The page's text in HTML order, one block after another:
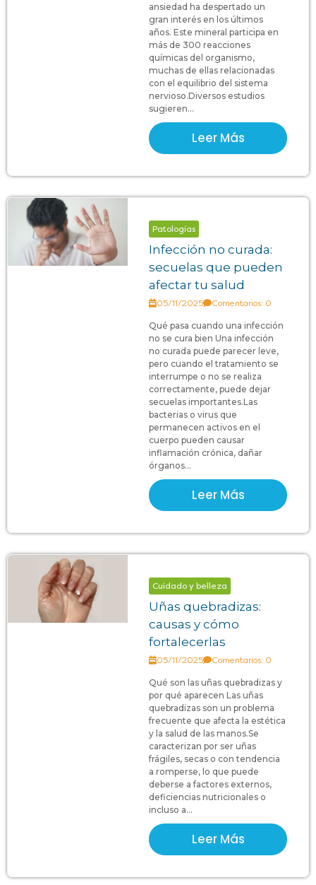
ansiedad ha despertado un
gran interés en los últimos
años. Este mineral participa en
más de 300 reacciones
químicas del organismo,
muchas de ellas relacionadas
con el equilibrio del sistema
nervioso.Diversos estudios
sugieren...
Leer Más
Patologías
Infección no curada:
secuelas que pueden
afectar tu salud
05/11/2025 Comentarios: 0
Qué pasa cuando una infección
no se cura bien Una infección
no curada puede parecer leve,
pero cuando el tratamiento se
interrumpe o no se realiza
correctamente, puede dejar
secuelas importantes.Las
bacterias o virus que
permanecen activos en el
cuerpo pueden causar
inflamación crónica, dañar
órganos...
Leer Más
Cuidado y belleza
Uñas quebradizas:
causas y cómo
fortalecerlas
05/11/2025 Comentarios: 0
Qué son las uñas quebradizas y
por qué aparecen Las uñas
quebradizas son un problema
frecuente que afecta la estética
y la salud de las manos.Se
caracterizan por ser uñas
frágiles, secas o con tendencia
a romperse, lo que puede
deberse a factores externos,
deficiencias nutricionales o
incluso a...
Leer Más